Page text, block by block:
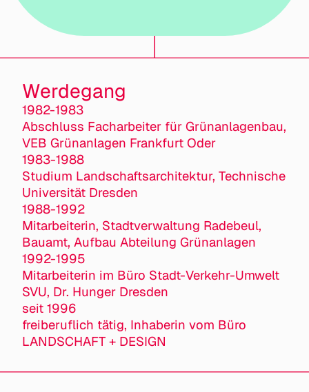
Werdegang
1982-1983
Abschluss Facharbeiter für Grünanlagenbau,
VEB Grünanlagen Frankfurt Oder
1983-1988
Studium Landschaftsarchitektur, Technische
Universität Dresden
1988-1992
Mitarbeiterin, Stadtverwaltung Radebeul,
Bauamt, Aufbau Abteilung Grünanlagen
1992-1995
Mitarbeiterin im Büro Stadt-Verkehr-Umwelt
SVU, Dr. Hunger Dresden
seit 1996
freiberuflich tätig, Inhaberin vom Büro
LANDSCHAFT + DESIGN